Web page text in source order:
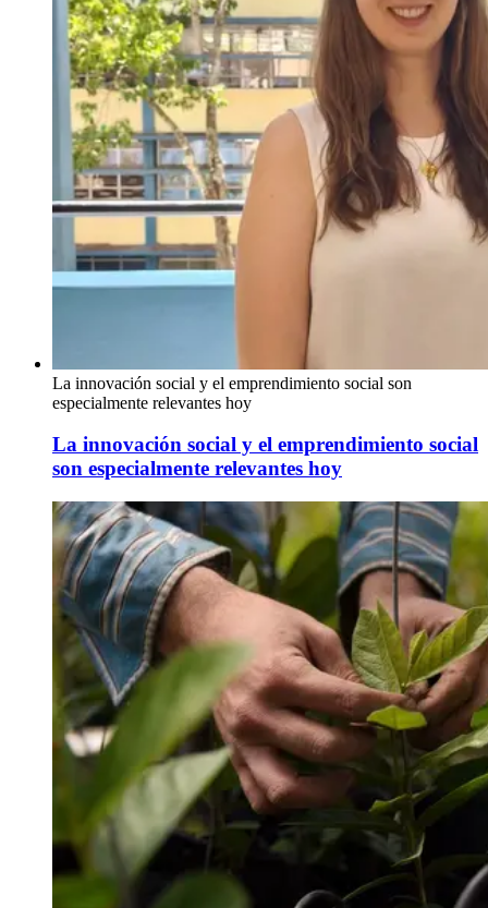
La innovación social y el emprendimiento social son
especialmente relevantes hoy
La innovación social y el emprendimiento social
son especialmente relevantes hoy